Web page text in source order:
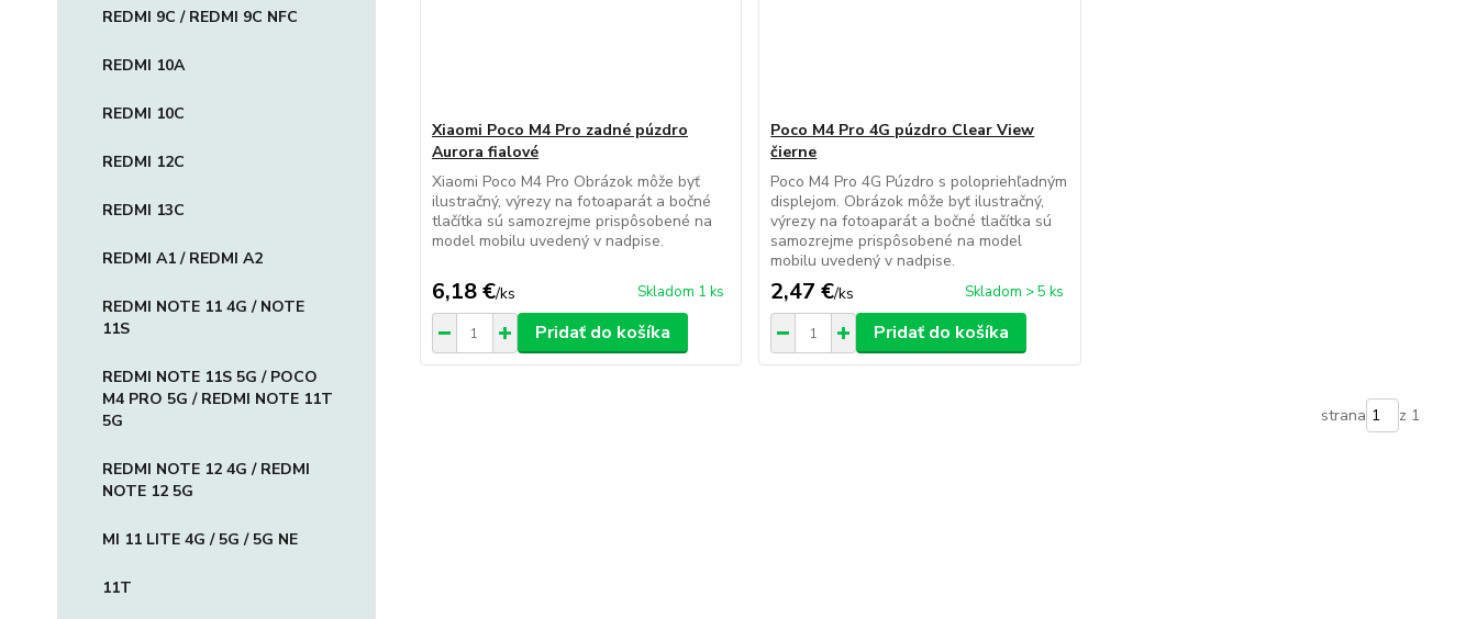
REDMI 9C / REDMI 9C NFC
REDMI 10A
REDMI 10C
REDMI 12C
REDMI 13C
REDMI A1 / REDMI A2
REDMI NOTE 11 4G / NOTE
11S
REDMI NOTE 11S 5G / POCO
M4 PRO 5G / REDMI NOTE 11T
5G
REDMI NOTE 12 4G / REDMI
NOTE 12 5G
MI 11 LITE 4G / 5G / 5G NE
11T
Xiaomi Poco M4 Pro zadné púzdro
Aurora fialové
Xiaomi Poco M4 Pro Obrázok môže byť
ilustračný, výrezy na fotoaparát a bočné
tlačítka sú samozrejme prispôsobené na
model mobilu uvedený v nadpise.
6,18 €/ks Skladom 1 ks
Pridať do košíka
Poco M4 Pro 4G púzdro Clear View
čierne
Poco M4 Pro 4G Púzdro s polopriehľadným
displejom. Obrázok môže byť ilustračný,
výrezy na fotoaparát a bočné tlačítka sú
samozrejme prispôsobené na model
mobilu uvedený v nadpise.
2,47 €/ks Skladom > 5 ks
Pridať do košíka
strana z 1